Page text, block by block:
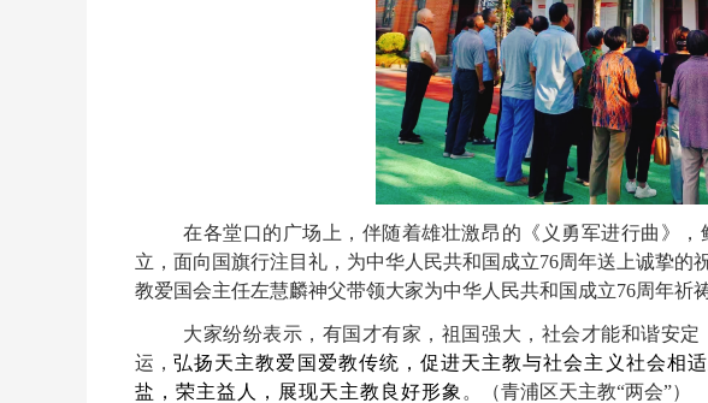
在各堂口的广场上，伴随着雄壮激昂的《义勇军进行曲》
立，面向国旗行注目礼，为中华人民共和国成立76周年送上诚挚的
教爱国会主任左慧麟神父带领大家为中华人民共和国成立76周年祈
大家纷纷表示，有国才有家，祖国强大，社会才能和谐安
运，弘扬天主教爱国爱教传统，促进天主教与社会主义社会相
盐，荣主益人，展现天主教良好形象 。（青浦区天主教“两会”）